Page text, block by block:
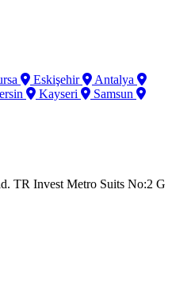
Eskişehir
Antalya
Kayseri
Samsun
TR Invest Metro Suits No:2 G